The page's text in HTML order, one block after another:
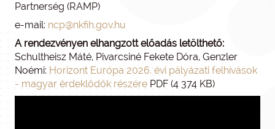
Partnerség (RAMP)
e-mail: ncp@nkfih.gov.hu
A rendezvényen elhangzott előadás letölthető:
Schultheisz Máté, Pivarcsiné Fekete Dóra, Genzler
Noémi: Horizont Európa 2026. évi pályázati felhívások
- magyar érdeklődők részére PDF (4 374 KB)